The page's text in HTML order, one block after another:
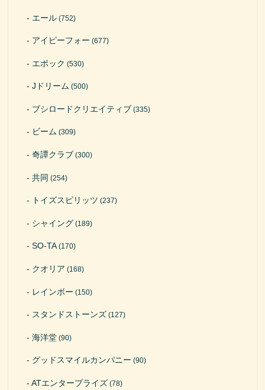
エール (752)
アイピーフォー (677)
エポック (530)
Jドリーム (500)
ブシロードクリエイティブ (335)
ビーム (309)
奇譚クラブ (300)
共同 (254)
トイズスピリッツ (237)
シャイング (189)
SO-TA(170)
クオリア (168)
レインボー (150)
スタンドストーンズ (127)
海洋堂 (90)
グッドスマイルカンパニー (90)
ATエンタープライズ (78)